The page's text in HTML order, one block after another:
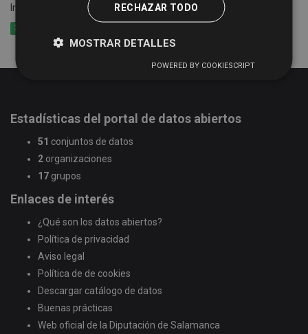
Información de las rutas y calendario del Servicio de Bibliobús
XLSX
Estadísticas del portal de datos abiertos
51 conjuntos de datos
2 organizaciones
17 grupos
Enlaces de interés
¿Qué son los datos abiertos?
Política de privacidad
Aviso legal
Política de de cookies
Descargar catálogo de datos
Buenas prácticas
Web oficial de la Diputación de Salamanca
RECHAZAR TODO
MOSTRAR DETALLES
POWERED BY COOKIESCRIPT